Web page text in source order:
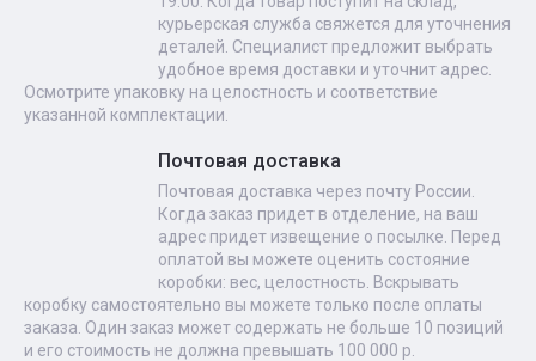
курьерская служба свяжется для уточнения
деталей. Специалист предложит выбрать
удобное время доставки и уточнит адрес.
Осмотрите упаковку на целостность и соответствие
указанной комплектации.
Почтовая доставка
Почтовая доставка через почту России.
Когда заказ придет в отделение, на ваш
адрес придет извещение о посылке. Перед
оплатой вы можете оценить состояние
коробки: вес, целостность. Вскрывать
коробку самостоятельно вы можете только после оплаты
заказа. Один заказ может содержать не больше 10 позиций
и его стоимость не должна превышать 100 000 р.